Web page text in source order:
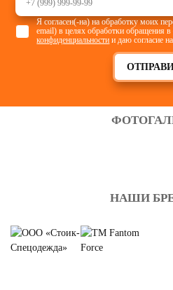
Я согласен(-на) на обработку моих
email) в целях обработки обращения в
конфиденциальности и даю согласие
НАШИ